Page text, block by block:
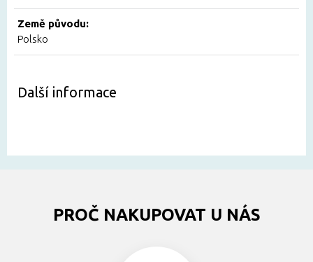
Země původu:
Polsko
Další informace
PROČ NAKUPOVAT U NÁS